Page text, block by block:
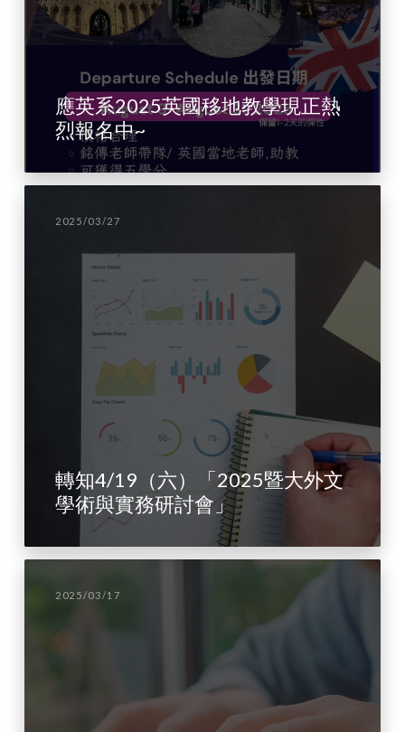
應英系2025英國移地教學現正熱
烈報名中~
2025/03/27
轉知4/19（六）「2025暨大外文
學術與實務研討會」
2025/03/17